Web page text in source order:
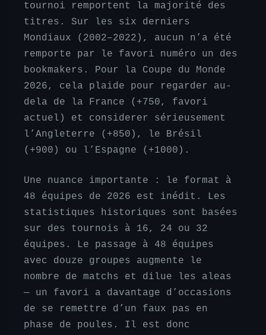
tournoi remportent la majorité des
titres. Sur les six derniers
Mondiaux (2002–2022), aucun n’a été
remporte par le favori numéro un des
bookmakers. Pour la Coupe du Monde
2026, cela plaide pour regarder au-
dela de la France (+750, favori
actuel) et considerer sérieusement
l’Angleterre (+850), le Brésil
(+900) ou l’Espagne (+1000).
Une nuance importante : le format à
48 équipes de 2026 est inédit. Les
statistiques historiques sont basées
sur des tournois à 16, 24 ou 32
équipes. Le passage à 48 équipes
avec douze groupes augmente le
nombre de matchs et dilue les aleas
— un favori a davantage d’occasions
de se remettre d’un faux pas en
phase de poules. Il est donc